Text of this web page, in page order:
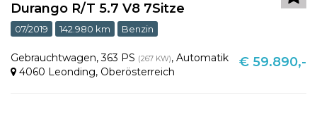
Durango R/T 5.7 V8 7Sitze
07/2019 142.980 km Benzin
Gebrauchtwagen,363 PS (267 KW), Automatik
4060 Leonding, Oberösterreich
€ 59.890,-